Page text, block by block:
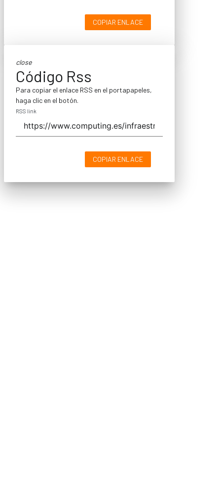
COPIAR ENLACE
close
Código Rss
Para copiar el enlace RSS en el portapapeles,
haga clic en el botón.
RSS link
COPIAR ENLACE